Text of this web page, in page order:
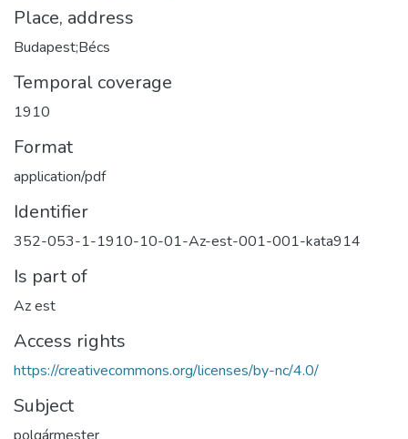
Place, address
Budapest;Bécs
Temporal coverage
1910
Format
application/pdf
Identifier
352-053-1-1910-10-01-Az-est-001-001-kata914
Is part of
Az est
Access rights
https://creativecommons.org/licenses/by-nc/4.0/
Subject
polgármester